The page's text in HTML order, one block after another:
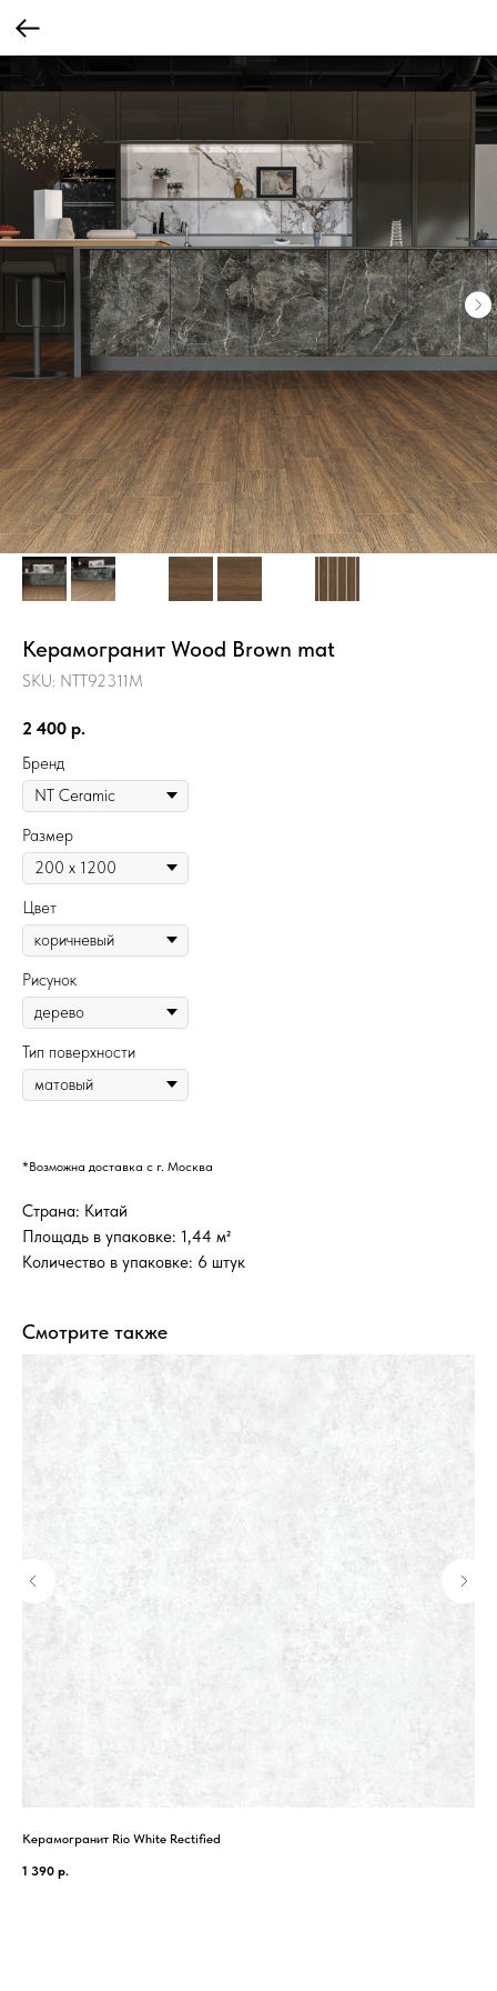
Керамогранит Wood Brown mat
SKU: NTT92311M
2 400 р.
Бренд
Размер
Цвет
Рисунок
Тип поверхности
*Возможна доставка с г. Москва
Страна: Китай
Площадь в упаковке: 1,44 м²
Количество в упаковке: 6 штук
Смотрите также
Керамогранит Rio White Rectified
1 390 р.